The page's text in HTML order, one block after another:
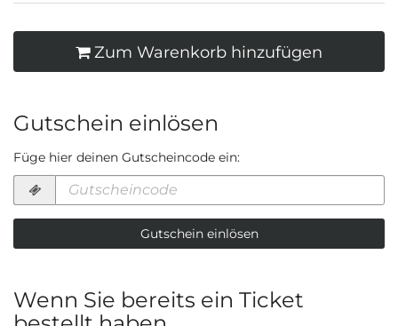
Zum Warenkorb hinzufügen
Gutschein einlösen
Füge hier deinen Gutscheincode ein:
Gutscheincode
erforderlich
Gutschein einlösen
Wenn Sie bereits ein Ticket